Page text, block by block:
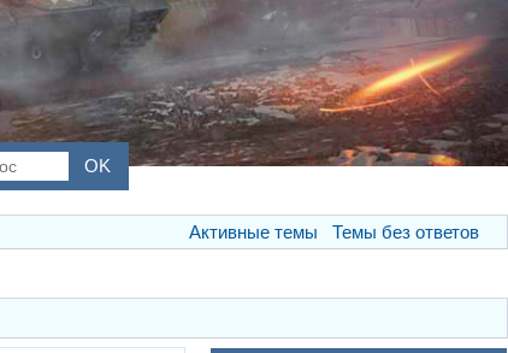
Активные темы Темы без ответов